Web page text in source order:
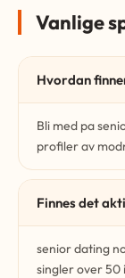
Vanlige
Hvordan
Bli med pa
profiler av
Finnes det
senior dating
singler over 50